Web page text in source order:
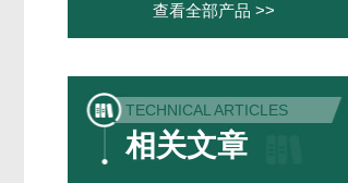
查看全部产品 >>
TECHNICAL ARTICLES
相关文章